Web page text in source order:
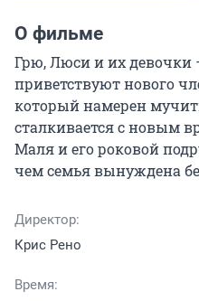
О фильме
Грю, Люси и их девочки
приветствуют нового
который намерен
сталкивается с новым
Маля и его роковой
чем семья вынуждена
Директор:
Крис Рено
Время: